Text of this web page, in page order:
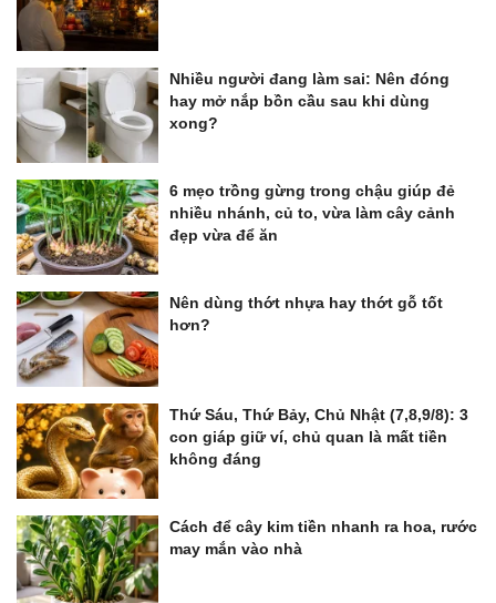
Nhiều người đang làm sai: Nên đóng
hay mở nắp bồn cầu sau khi dùng
xong?
6 mẹo trồng gừng trong chậu giúp đẻ
nhiều nhánh, củ to, vừa làm cây cảnh
đẹp vừa để ăn
Nên dùng thớt nhựa hay thớt gỗ tốt
hơn?
Thứ Sáu, Thứ Bảy, Chủ Nhật (7,8,9/8): 3
con giáp giữ ví, chủ quan là mất tiền
không đáng
Cách để cây kim tiền nhanh ra hoa, rước
may mắn vào nhà